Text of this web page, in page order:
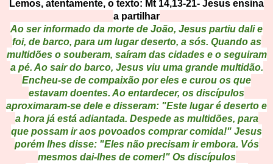
Lemos, atentamente, o texto: Mt 14,13-21- Jesus ensina
a partilhar
Ao ser informado da morte de João, Jesus partiu dali e
foi, de barco, para um lugar deserto, a sós. Quando as
multidões o souberam, saíram das cidades e o seguiram
a pé. Ao sair do barco, Jesus viu uma grande multidão.
Encheu-se de compaixão por eles e curou os que
estavam doentes. Ao entardecer, os discípulos
aproximaram-se dele e disseram: "Este lugar é deserto e
a hora já está adiantada. Despede as multidões, para
que possam ir aos povoados comprar comida!" Jesus
porém lhes disse: "Eles não precisam ir embora. Vós
mesmos dai-lhes de comer!" Os discípulos